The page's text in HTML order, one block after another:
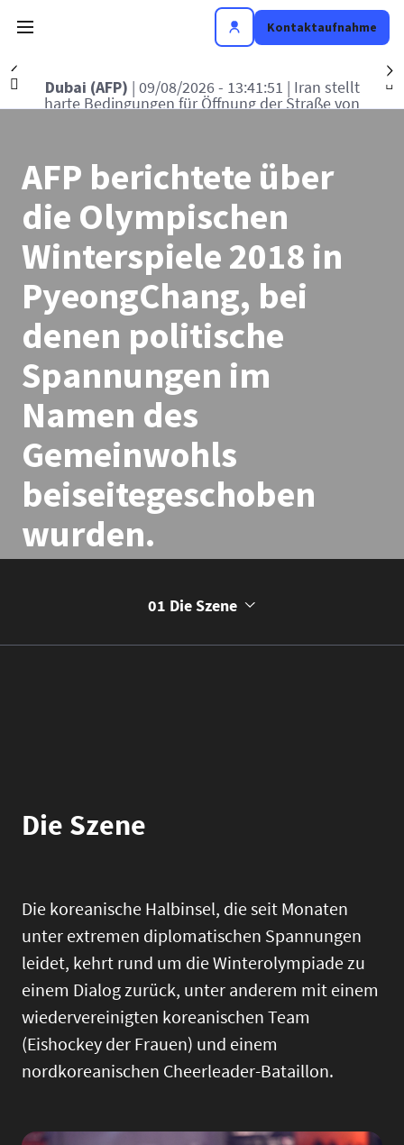
Kontaktaufnahme
Victoria (AFP)| 09/08/2026 - 12:49:04 |
in Kanada: Notstand in Provinz
AFP berichtete über
die Olympischen
Winterspiele 2018 in
PyeongChang, bei
denen politische
Spannungen im
Namen des
Gemeinwohls
beiseitegeschoben
wurden.
01 Die Szene
Die Szene
Die koreanische Halbinsel, die seit Monaten
unter extremen diplomatischen Spannungen
leidet, kehrt rund um die Winterolympiade zu
einem Dialog zurück, unter anderem mit einem
wiedervereinigten koreanischen Team
(Eishockey der Frauen) und einem
nordkoreanischen Cheerleader-Bataillon.
Image